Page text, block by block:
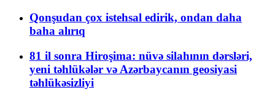
Qonşudan çox istehsal edirik, ondan daha
baha alırıq
81 il sonra Hiroşima: nüvə silahının dərsləri,
yeni təhlükələr və Azərbaycanın geosiyasi
təhlükəsizliyi